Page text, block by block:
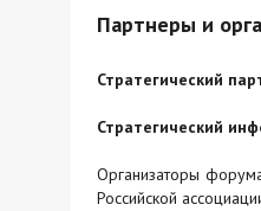
Партнеры и
Стратегический
Стратегический
Организаторы
Российской